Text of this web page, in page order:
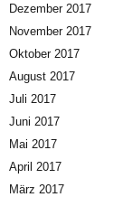
Dezember 2017
November 2017
Oktober 2017
August 2017
Juli 2017
Juni 2017
Mai 2017
April 2017
März 2017